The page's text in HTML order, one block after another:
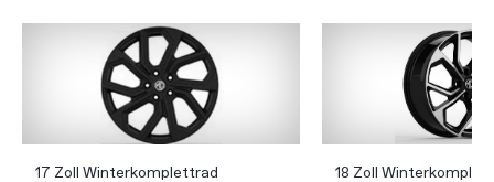
17 Zoll Winterkomplettrad
18 Zoll